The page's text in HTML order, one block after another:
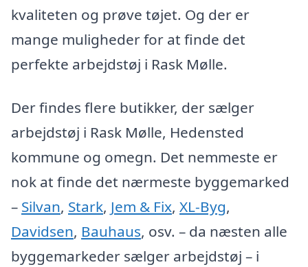
kvaliteten og prøve tøjet. Og der er
mange muligheder for at finde det
perfekte arbejdstøj i Rask Mølle.
Der findes flere butikker, der sælger
arbejdstøj i Rask Mølle, Hedensted
kommune og omegn. Det nemmeste er
nok at finde det nærmeste byggemarked
– Silvan, Stark, Jem & Fix, XL-Byg,
Davidsen, Bauhaus, osv. – da næsten alle
byggemarkeder sælger arbejdstøj – i